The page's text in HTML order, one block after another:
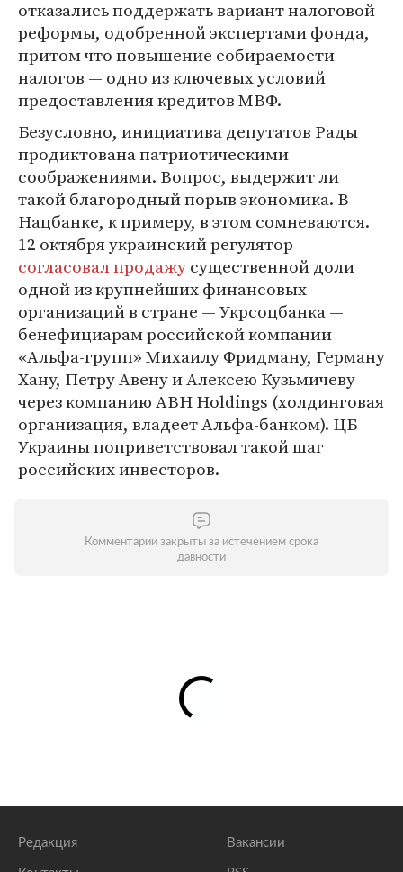
отказались поддержать вариант налоговой
реформы, одобренной экспертами фонда,
притом что повышение собираемости
налогов — одно из ключевых условий
предоставления кредитов МВФ.
Безусловно, инициатива депутатов Рады
продиктована патриотическими
соображениями. Вопрос, выдержит ли
такой благородный порыв экономика. В
Нацбанке, к примеру, в этом сомневаются.
12 октября украинский регулятор
согласовал продажусущественной доли
одной из крупнейших финансовых
организаций в стране — Укрсоцбанка —
бенефициарам российской компании
«Альфа-групп» Михаилу Фридману, Герману
Хану, Петру Авену и Алексею Кузьмичеву
через компанию ABH Holdings (холдинговая
организация, владеет Альфа-банком). ЦБ
Украины поприветствовал такой шаг
российских инвесторов.
Комментарии закрыты за истечением срока
давности
Редакция Вакансии